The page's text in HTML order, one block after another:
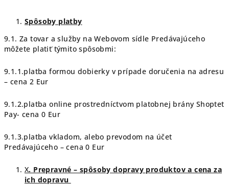
Spôsoby platby
9.1. Za tovar a služby na Webovom sídle Predávajúceho
môžete platiť týmito spôsobmi:
9.1.1.platba formou dobierky v prípade doručenia na adresu
– cena 2 Eur
9.1.2.platba online prostredníctvom platobnej brány Shoptet
Pay- cena 0 Eur
9.1.3.platba vkladom, alebo prevodom na účet
Predávajúceho – cena 0 Eur
X. Prepravné – spôsoby dopravy produktov a cena za
ich dopravu